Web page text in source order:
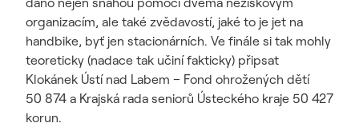
organizacím, ale také zvědavostí, jaké to je jet na
handbike, byť jen stacionárních. Ve finále si tak mohly
teoreticky (nadace tak učiní fakticky) připsat
Klokánek Ústí nad Labem – Fond ohrožených dětí
50 874 a Krajská rada seniorů Ústeckého kraje 50 427
korun.